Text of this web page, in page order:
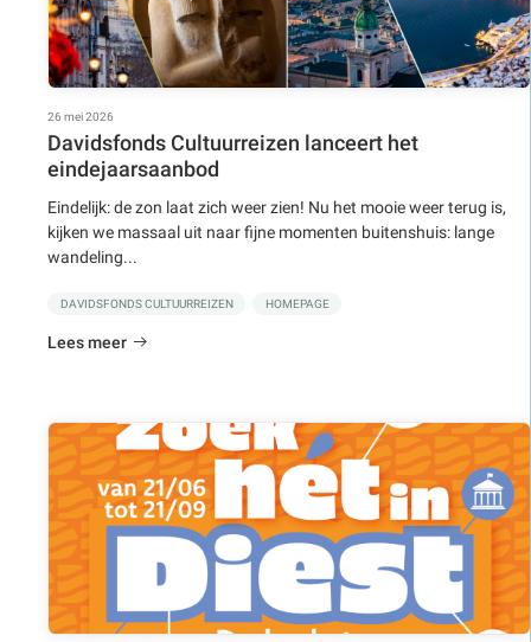
26 mei 2026
Davidsfonds Cultuurreizen lanceert het
eindejaarsaanbod
Eindelijk: de zon laat zich weer zien! Nu het mooie weer terug is,
kijken we massaal uit naar fijne momenten buitenshuis: lange
wandeling...
DAVIDSFONDS CULTUURREIZEN HOMEPAGE
Lees meer